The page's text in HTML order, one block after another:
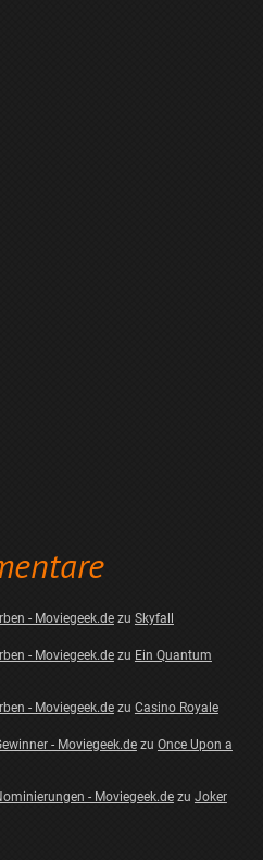
- Moviegeek.dezu Skyfall
- Moviegeek.dezu Ein Quantum
- Moviegeek.dezu Casino Royale
- Moviegeek.dezu Once Upon a
- Moviegeek.dezu Joker